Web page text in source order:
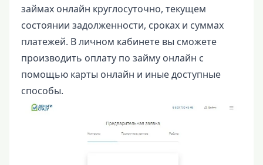
займах онлайн круглосуточно, текущем
состоянии задолженности, сроках и суммах
платежей. В личном кабинете вы сможете
производить оплату по займу онлайн с
помощью карты онлайн и иные доступные
способы.